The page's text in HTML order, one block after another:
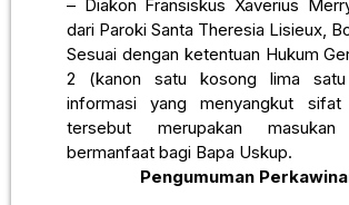
– Diakon Fransiskus Xaverius
dari Paroki Santa Theresia Lisieux,
Sesuai dengan ketentuan Hukum
2 (kanon satu kosong lima
informasi yang menyangkut
tersebut merupakan
bermanfaat bagi Bapa Uskup.
Pengumuman